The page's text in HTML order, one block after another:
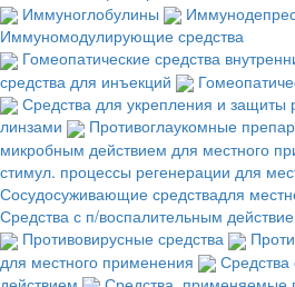
Иммуноглобулины
Иммуномодулирующие средства
Гомеопатические средства
средства для инъекций
Средства для укрепления и защиты
линзами
Противоглаукомные
микробным действием для местного
стимул. процессы регенерации для
Сосудосуживающие средствадля
Средства с п/воспалительным
Противовирусные средства
для местного применения